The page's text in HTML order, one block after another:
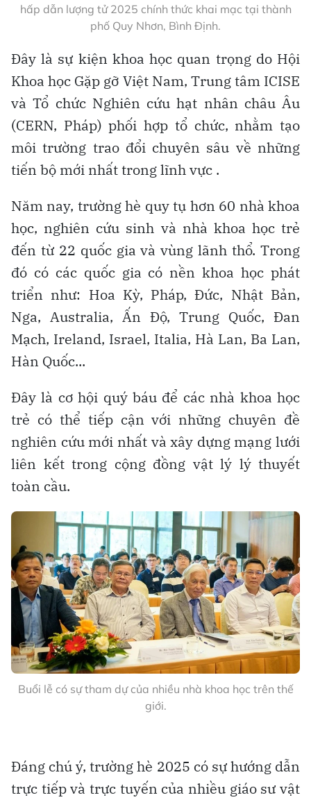
hấp dẫn lượng tử 2025 chính thức khai mạc tại thành
phố Quy Nhơn, Bình Định.
Đây là sự kiện khoa học quan trọng do Hội
Khoa học Gặp gỡ Việt Nam, Trung tâm ICISE
và Tổ chức Nghiên cứu hạt nhân châu Âu
(CERN, Pháp) phối hợp tổ chức, nhằm tạo
môi trường trao đổi chuyên sâu về những
tiến bộ mới nhất trong lĩnh vực .
Năm nay, trường hè quy tụ hơn 60 nhà khoa
học, nghiên cứu sinh và nhà khoa học trẻ
đến từ 22 quốc gia và vùng lãnh thổ. Trong
đó có các quốc gia có nền khoa học phát
triển như: Hoa Kỳ, Pháp, Đức, Nhật Bản,
Nga, Australia, Ấn Độ, Trung Quốc, Đan
Mạch, Ireland, Israel, Italia, Hà Lan, Ba Lan,
Hàn Quốc...
Đây là cơ hội quý báu để các nhà khoa học
trẻ có thể tiếp cận với những chuyên đề
nghiên cứu mới nhất và xây dựng mạng lưới
liên kết trong cộng đồng vật lý lý thuyết
toàn cầu.
Buổi lễ có sự tham dự của nhiều nhà khoa học trên thế
giới.
Đáng chú ý, trường hè 2025 có sự hướng dẫn
trực tiếp và trực tuyến của nhiều giáo sư vật